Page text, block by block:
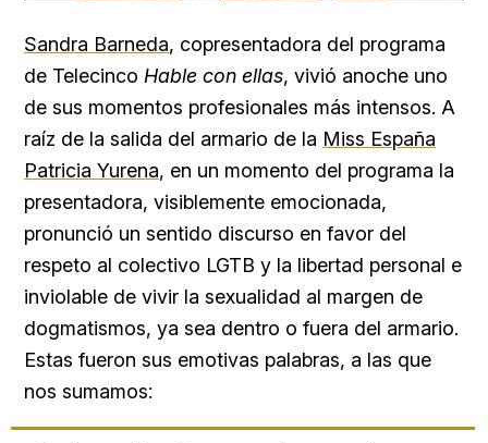
Sandra Barneda, copresentadora del programa
de Telecinco Hable con ellas, vivió anoche uno
de sus momentos profesionales más intensos. A
raíz de la salida del armario de la Miss España
Patricia Yurena, en un momento del programa la
presentadora, visiblemente emocionada,
pronunció un sentido discurso en favor del
respeto al colectivo LGTB y la libertad personal e
inviolable de vivir la sexualidad al margen de
dogmatismos, ya sea dentro o fuera del armario.
Estas fueron sus emotivas palabras, a las que
nos sumamos: